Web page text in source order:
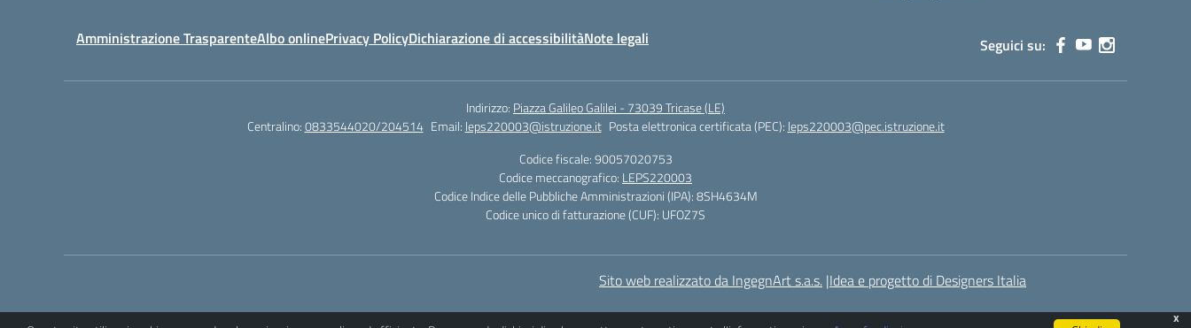
Amministrazione TrasparenteAlbo onlinePrivacy PolicyDichiarazione di accessibilitàNote legali Seguici su:
Indirizzo: Piazza Galileo Galilei - 73039 Tricase (LE)
Centralino:0833544020/204514 Email: leps220003@istruzione.it Posta elettronica certificata (PEC): leps220003@pec.istruzione.it
Codice fiscale: 90057020753
Codice meccanografico: LEPS220003
Codice Indice delle Pubbliche Amministrazioni (IPA): 8SH4634M
Codice unico di fatturazione (CUF): UFOZ7S
Sito web realizzato da IngegnArt s.a.s. |Idea e progetto di Designers Italia
x